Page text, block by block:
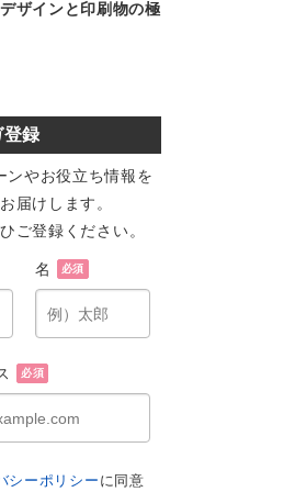
ザインと印刷物の極
録
ンやお役立ち情報を
届けします。
ご登録ください。
名 必須
必須
シーポリシー に同意